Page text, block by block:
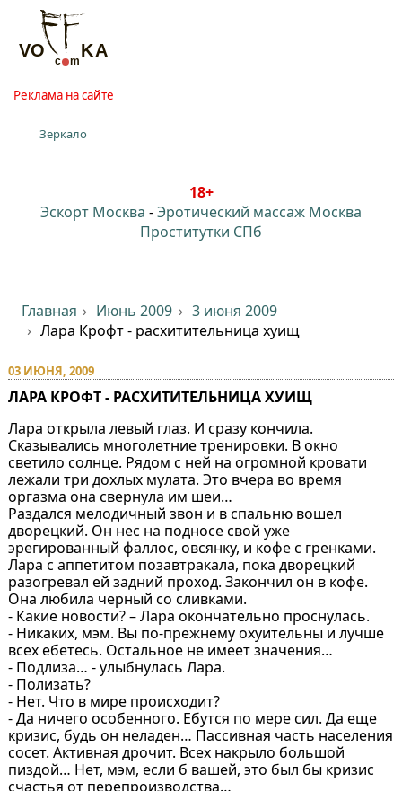
Реклама на сайте
Зеркало
18+
Эскорт Москва -Эротический массаж Москва
Проститутки СПб
Главная Июнь 2009
3 июня 2009
Лара Крофт - расхитительница хуищ
03 ИЮНЯ, 2009
ЛАРА КРОФТ - РАСХИТИТЕЛЬНИЦА ХУИЩ
Лара открыла левый глаз. И сразу кончила.
Сказывались многолетние тренировки. В окно
светило солнце. Рядом с ней на огромной кровати
лежали три дохлых мулата. Это вчера во время
оргазма она свернула им шеи…
Раздался мелодичный звон и в спальню вошел
дворецкий. Он нес на подносе свой уже
эрегированный фаллос, овсянку, и кофе с гренками.
Лара с аппетитом позавтракала, пока дворецкий
разогревал ей задний проход. Закончил он в кофе.
Она любила черный со сливками.
- Какие новости? – Лара окончательно проснулась.
- Никаких, мэм. Вы по-прежнему охуительны и лучше
всех ебетесь. Остальное не имеет значения…
- Подлиза… - улыбнулась Лара.
- Полизать?
- Нет. Что в мире происходит?
- Да ничего особенного. Ебутся по мере сил. Да еще
кризис, будь он неладен… Пассивная часть населения
сосет. Активная дрочит. Всех накрыло большой
пиздой… Нет, мэм, если б вашей, это был бы кризис
счастья от перепроизводства…